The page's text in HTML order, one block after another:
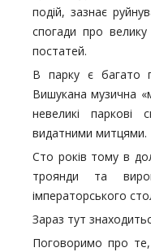
подій, зазнає
спогади про велику
постатей.
В парку є багато
Вишукана музична
невеликі паркові
видатними митцями.
Сто років тому в
троянди та
імператорського
Зараз тут
Поговоримо про те,